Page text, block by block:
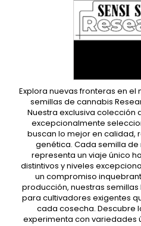
Explora nuevas fronteras en
semillas de cannabis
Nuestra exclusiva
excepcionalmente
buscan lo mejor en calidad,
genética. Cada semilla
representa un viaje único
distintivos y niveles
un compromiso
producción, nuestras
para cultivadores exigentes
cada cosecha. Descubre
experimenta con variedades